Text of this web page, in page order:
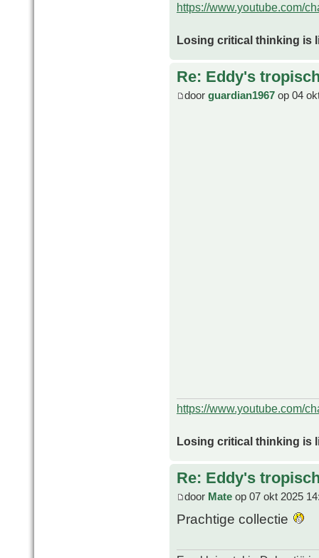
https://www.youtube.com/
Losing critical thinking is
Re: Eddy's
door guardian1967 op 04
https://www.youtube.com/
Losing critical thinking is
Re: Eddy's
door Mate op 07 okt 2025
Prachtige collectie